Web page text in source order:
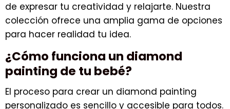
de expresar tu creatividad y relajarte. Nuestra
colección ofrece una amplia gama de opciones
para hacer realidad tu idea.
¿Cómo funciona un diamond
painting de tu bebé?
El proceso para crear un diamond painting
personalizado es sencillo y accesible para todos.